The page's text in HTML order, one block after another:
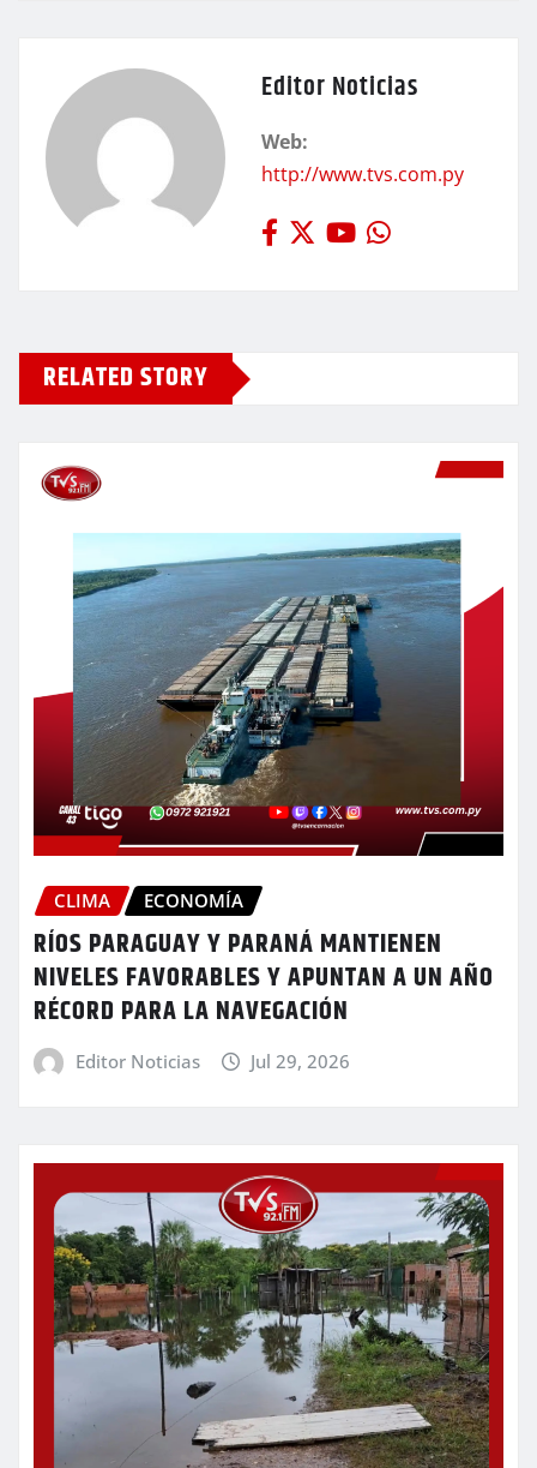
Editor Noticias
Web:
http://www.tvs.com.py
RELATED STORY
CLIMA ECONOMÍA
RÍOS PARAGUAY Y PARANÁ MANTIENEN
NIVELES FAVORABLES Y APUNTAN A UN AÑO
RÉCORD PARA LA NAVEGACIÓN
Editor Noticias Jul 29, 2026